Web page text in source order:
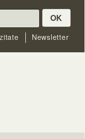
OK
Newsletter